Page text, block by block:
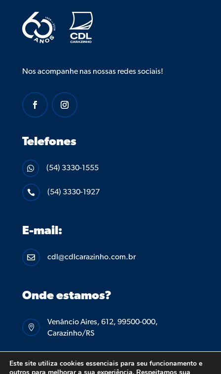
Nos acompanhe nas nossas redes sociais!
Telefones
 (54) 3330-1555
 (54) 3330-1927
E-mail:
 cdl@cdlcarazinho.com.br
Onde estamos?

Venâncio Aires, 612, 99500-000,
Carazinho/RS
Este site utiliza cookies essenciais para seu funcionamento e